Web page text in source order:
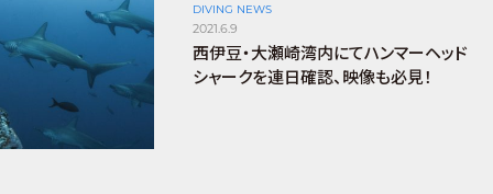
DIVING NEWS
2021.6.9
西伊豆・大瀬崎湾内にてハンマーヘッド
シャークを連日確認、映像も必見！